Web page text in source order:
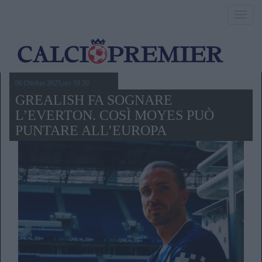
06 Ottobre 2025,ore 19.30
GREALISH FA SOGNARE
L’EVERTON. COSÌ MOYES PUÒ
PUNTARE ALL’EUROPA